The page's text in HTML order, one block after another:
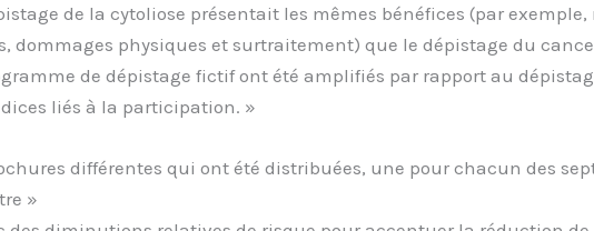
de la cytoliose présentait les mêmes bénéfices (par
dommages physiques et surtraitement) que le dépistage du
de dépistage fictif ont été amplifiés par rapport au
liés à la participation. »
différentes qui ont été distribuées, une pour chacun des
»